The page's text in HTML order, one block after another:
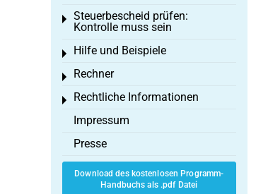
Steuerbescheid prüfen:
Kontrolle muss sein
Toggle menu
Hilfe und Beispiele
Toggle menu
Rechner
Toggle menu
Rechtliche Informationen
Toggle menu
Impressum
Presse
Download des kostenlosen Programm-
Handbuchs als .pdf Datei